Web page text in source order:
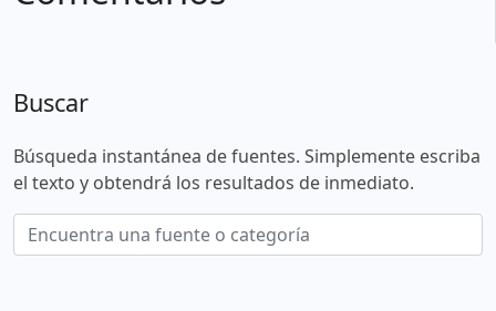
Buscar
Búsqueda instantánea de fuentes. Simplemente escriba
el texto y obtendrá los resultados de inmediato.